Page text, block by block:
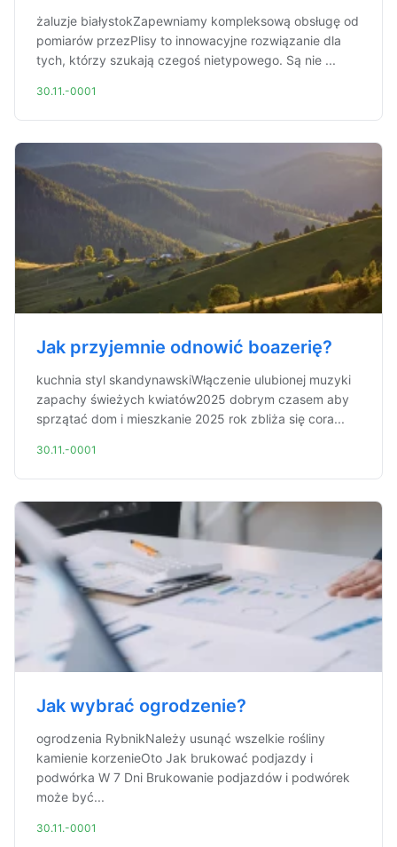
żaluzje białystokZapewniamy kompleksową obsługę od
pomiarów przezPlisy to innowacyjne rozwiązanie dla
tych, którzy szukają czegoś nietypowego. Są nie ...
30.11.-0001
Jak przyjemnie odnowić boazerię?
kuchnia styl skandynawskiWłączenie ulubionej muzyki
zapachy świeżych kwiatów2025 dobrym czasem aby
sprzątać dom i mieszkanie 2025 rok zbliża się cora...
30.11.-0001
Jak wybrać ogrodzenie?
ogrodzenia RybnikNależy usunąć wszelkie rośliny
kamienie korzenieOto Jak brukować podjazdy i
podwórka W 7 Dni Brukowanie podjazdów i podwórek
może być...
30.11.-0001